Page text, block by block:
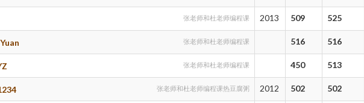
张老师和杜老师编程课 2013 509 525
张老师和杜老师编程课 516 516
张老师和杜老师编程课 450 513
张老师和杜老师编程课热豆腐粥 2012 502 502